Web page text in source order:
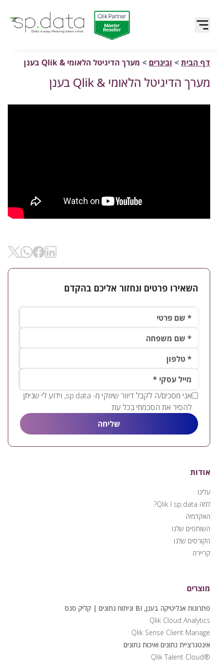
לדלג לתוכן
דף הבית > ובינרים > מערך הדיגיטל הלאומי & Qlik בענן
מערך הדיגיטל הלאומי & Qlik בענן
השאירו פרטים ונחזור אליכם בהקדם
שם פרטי*
שם משפחה*
טלפון*
*מייל עסקי
אני מסכים/ה לקבל דיוור שיווקי מ- sp.data, וידוע לי שניתן
להסיר את הסכמתי בכל עת
אודות
עלינו
למה Qlik I sp.data?
האקדמיה
השותפים שלנו
הקורסים שלנו
קריירה
מוצרים
פתרונות אנליטיקה בענן, BI וניתוח נתונים | קליק סנס
Qlik Cloud Analytics
Qlik Sense Client Manage
אינטגרציית נתונים ואיכות נתונים
®Qlik Talent Cloud